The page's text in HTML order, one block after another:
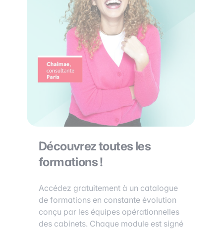
Découvrez toutes les
formations !
Accédez gratuitement à un catalogue
de formations en constante évolution
conçu par les équipes opérationnelles
des cabinets. Chaque module est signé